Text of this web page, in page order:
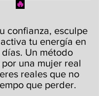
🔥
confianza, esculpe
tu energía en
Un método
una mujer real
reales que no
que perder.